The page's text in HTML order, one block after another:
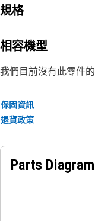
規格
相容機型
我們目前沒有此零件
保固資訊
退貨政策
Parts